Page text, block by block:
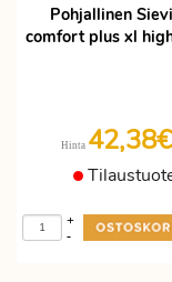
Pohjallinen
comfort plus xl
Hinta
-
+